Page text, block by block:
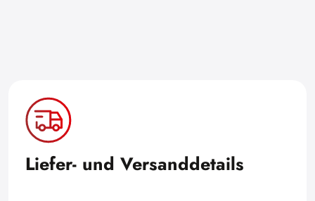
Liefer- und Versanddetails